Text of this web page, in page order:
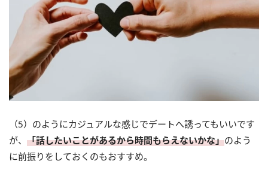
（5）のようにカジュアルな感じでデートへ誘ってもいいです
が、 「話したいことがあるから時間もらえないかな」のよう
に前振りをしておくのもおすすめ。